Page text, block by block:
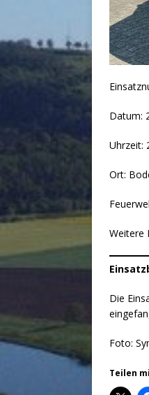
Datum:
Uhrzeit:
Ort:
Weitere
Die
Foto:
Teilen